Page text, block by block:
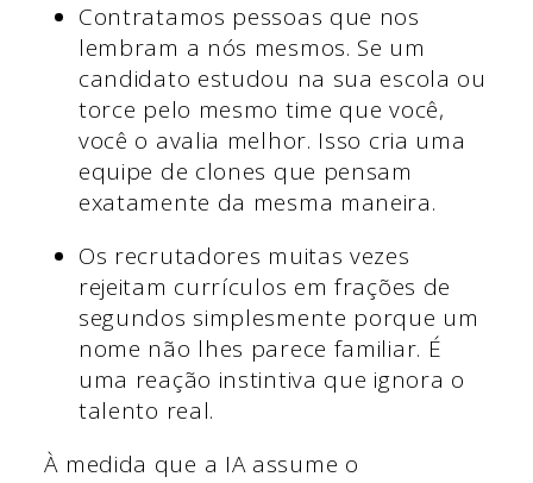
Contratamos pessoas que nos
lembram a nós mesmos. Se um
candidato estudou na sua escola ou
torce pelo mesmo time que você,
você o avalia melhor. Isso cria uma
equipe de clones que pensam
exatamente da mesma maneira.
Os recrutadores muitas vezes
rejeitam currículos em frações de
segundos simplesmente porque um
nome não lhes parece familiar. É
uma reação instintiva que ignora o
talento real.
À medida que a IA assume o